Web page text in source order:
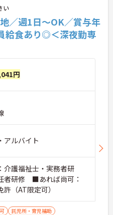
い
／週1日～OK／賞与年
給食あり◎＜深夜勤専
円
アルバイト
護福祉士・実務者研
者研修 ■あれば尚可：
（AT限定可）
託児所・育児補助